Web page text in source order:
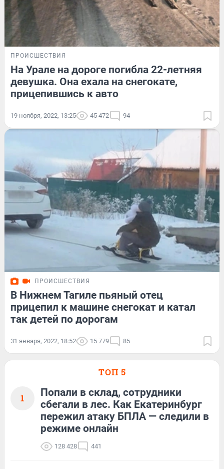
ПРОИСШЕСТВИЯ
На Урале на дороге погибла 22-летняя
девушка. Она ехала на снегокате,
прицепившись к авто
19 ноября, 2022, 13:25 45 472 94
ПРОИСШЕСТВИЯ
В Нижнем Тагиле пьяный отец
прицепил к машине снегокат и катал
так детей по дорогам
31 января, 2022, 18:52 15 779 85
ТОП 5
1
Попали в склад, сотрудники
сбегали в лес. Как Екатеринбург
пережил атаку БПЛА — следили в
режиме онлайн
128 428 441